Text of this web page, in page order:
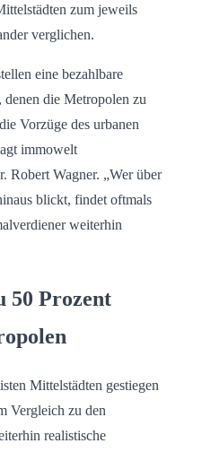
zum jeweils
verglichen.
eine bezahlbare
die Metropolen zu
Vorzüge des urbanen
immowelt
Robert Wagner. „Wer über
blickt, findet oftmals
weiterhin
50 Prozent
Mittelstädten gestiegen
Vergleich zu den
realistische